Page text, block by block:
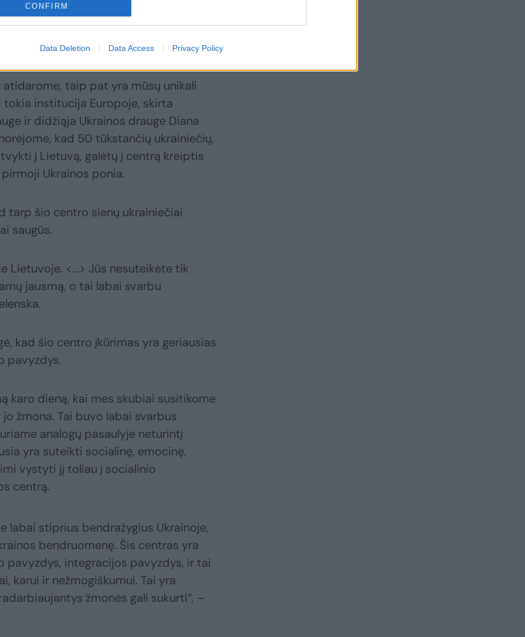
CONFIRM
Data Deletion Data Access Privacy Policy
Negaliu apsakyti, kaip mus visus
iniciatyva surinkti lėšų „Bayraktarui“,
padarėte.
taip pat yra mūsų unikali
institucija Europoje, skirta
ir didžiąja Ukrainos drauge Diana
kad 50 tūkstančių ukrainiečių,
į Lietuvą, galėtų į centrą kreiptis
Ukrainos ponia.
tarp šio centro sienų ukrainiečiai
saugūs.
Lietuvoje. <...> Jūs nesuteikėte tik
jausmą, o tai labai svarbu
kad šio centro įkūrimas yra geriausias
pavyzdys.
karo dieną, kai mes skubiai susitikome
žmona. Tai buvo labai svarbus
analogų pasaulyje neturintį
yra suteikti socialinę, emocinę,
vystyti jį toliau į socialinio
centrą.
labai stiprius bendražygius Ukrainoje,
bendruomenę. Šis centras yra
pavyzdys, integracijos pavyzdys, ir tai
karui ir nežmogiškumui. Tai yra
žmonės gali sukurti“, –